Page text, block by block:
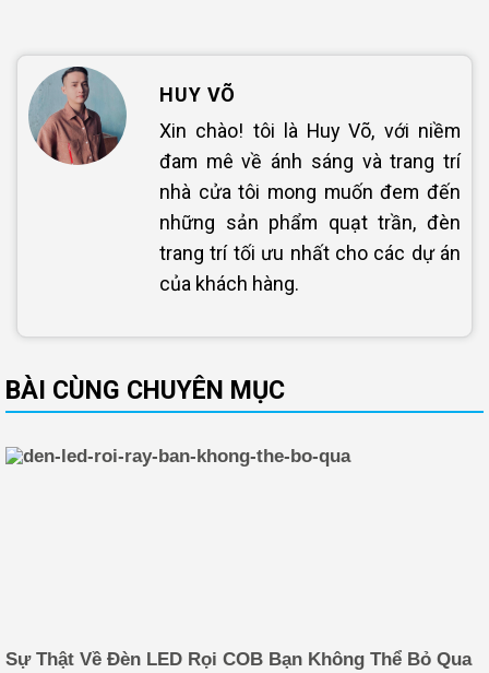
HUY VÕ
Xin chào! tôi là Huy Võ, với niềm
đam mê về ánh sáng và trang trí
nhà cửa tôi mong muốn đem đến
những sản phẩm quạt trần, đèn
trang trí tối ưu nhất cho các dự án
của khách hàng.
BÀI CÙNG CHUYÊN MỤC
Sự Thật Về Đèn LED Rọi COB Bạn Không Thể Bỏ Qua